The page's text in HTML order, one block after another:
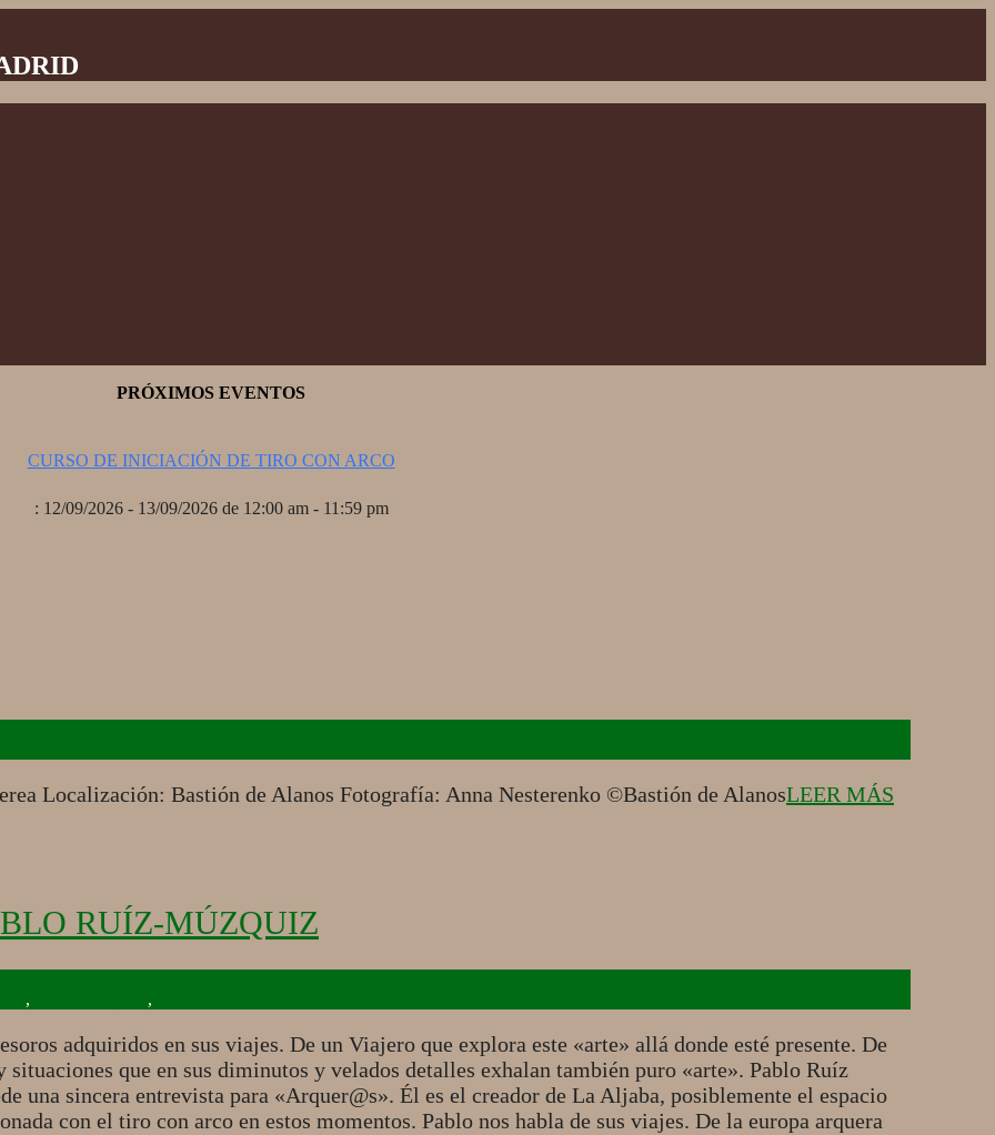
PRÓXIMOS EVENTOS
CURSO DE INICIACIÓN DE TIRO CON ARCO
: 12/09/2026 - 13/09/2026 de 12:00 am - 11:59 pm
Localización: Bastión de Alanos Fotografía: Anna Nesterenko ©Bastión de AlanosLEER MÁS
RUÍZ-MÚZQUIZ
, ,
adquiridos en sus viajes. De un Viajero que explora este «arte» allá donde esté presente. De
situaciones que en sus diminutos y velados detalles exhalan también puro «arte». Pablo Ruíz
una sincera entrevista para «Arquer@s». Él es el creador de La Aljaba, posiblemente el espacio
con el tiro con arco en estos momentos. Pablo nos habla de sus viajes. De la europa arquera